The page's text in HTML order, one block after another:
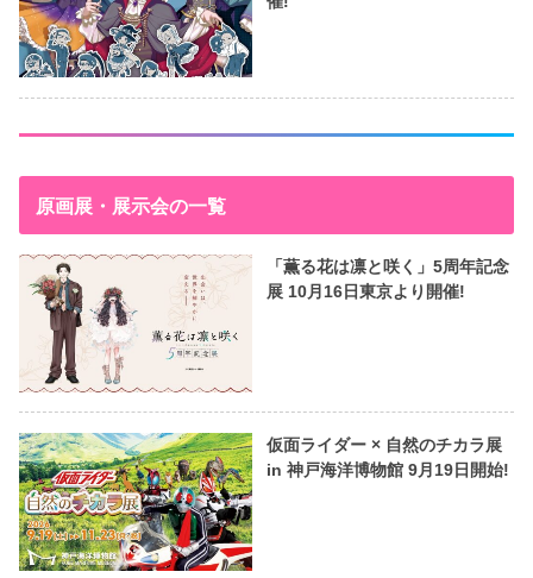
原画展・展示会の一覧
「薫る花は凛と咲く」5周年記念
展 10月16日東京より開催!
仮面ライダー × 自然のチカラ展
in 神戸海洋博物館 9月19日開始!